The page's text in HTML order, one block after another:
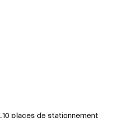
, 10 places de stationnement